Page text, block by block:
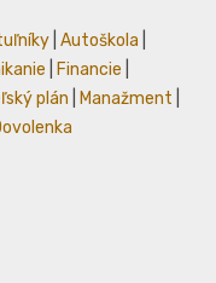
Autoškola
Financie
plán Manažment